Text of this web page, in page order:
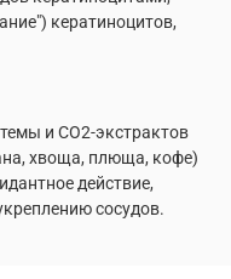
кератиноцитов,
и СО2-экстрактов
хвоща, плюща, кофе)
действие,
сосудов.